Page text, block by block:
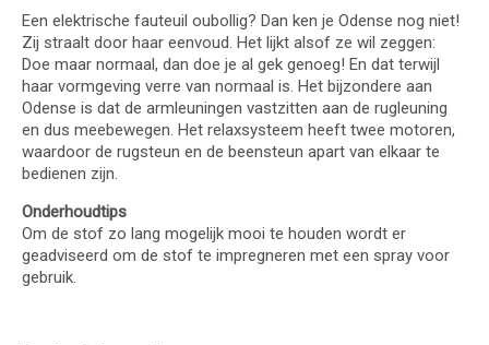
Een elektrische fauteuil oubollig? Dan ken je Odense nog niet!
Zij straalt door haar eenvoud. Het lijkt alsof ze wil zeggen:
Doe maar normaal, dan doe je al gek genoeg! En dat terwijl
haar vormgeving verre van normaal is. Het bijzondere aan
Odense is dat de armleuningen vastzitten aan de rugleuning
en dus meebewegen. Het relaxsysteem heeft twee motoren,
waardoor de rugsteun en de beensteun apart van elkaar te
bedienen zijn.
Onderhoudtips
Om de stof zo lang mogelijk mooi te houden wordt er
geadviseerd om de stof te impregneren met een spray voor
gebruik.